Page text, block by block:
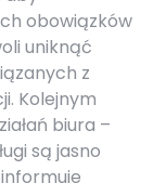
obowiązków
uniknąć
z
Kolejnym
biura –
są jasno